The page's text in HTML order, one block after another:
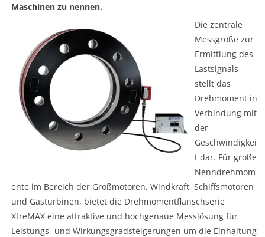
Maschinen zu nennen.
Die zentrale
Messgröße zur
Ermittlung des
Lastsignals
stellt das
Drehmoment in
Verbindung mit
der
Geschwindigkei
t dar. Für große
Nenndrehmom
ente im Bereich der Großmotoren, Windkraft, Schiffsmotoren
und Gasturbinen, bietet die Drehmomentflanschserie
XtreMAX eine attraktive und hochgenaue Messlösung für
Leistungs- und Wirkungsgradsteigerungen um die Einhaltung